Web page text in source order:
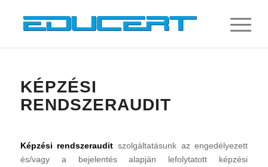
KÉPZÉSI
RENDSZERAUDIT
Képzési rendszeraudit szolgáltatásunk az engedélyezett
és/vagy a bejelentés alapján lefolytatott képzési